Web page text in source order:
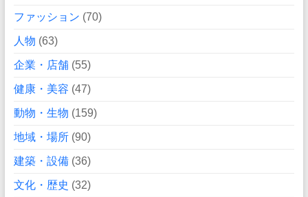
ファッション (70)
人物 (63)
企業・店舗(55)
健康・美容 (47)
動物・生物 (159)
地域・場所(90)
建築・設備(36)
文化・歴史 (32)